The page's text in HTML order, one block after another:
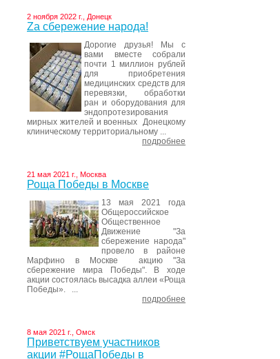
2 ноября 2022 г., Донецк
Za сбережение народа!
Дорогие друзья! Мы с
вами вместе собрали
почти 1 миллион рублей
для приобретения
медицинских средств для
перевязки, обработки
ран и оборудования для
эндопротезирования
мирных жителей и военных Донецкому
клиническому территориальному ...
подробнее
21 мая 2021 г., Москва
Роща Победы в Москве
13 мая 2021 года
Общероссийское
Общественное
Движение "За
сбережение народа"
провело в районе
Марфино в Москве акцию "За
сбережение мира Победы". В ходе
акции состоялась высадка аллеи «Роща
Победы». ...
подробнее
8 мая 2021 г., Омск
Приветствуем участников
акции #РощаПобеды в